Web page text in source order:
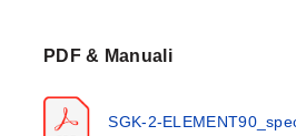
SGK-B3A-K350U -*****
supporto.
SGK-BH3A-K350U-*****è un
PDF & Manuali
SGK-2-